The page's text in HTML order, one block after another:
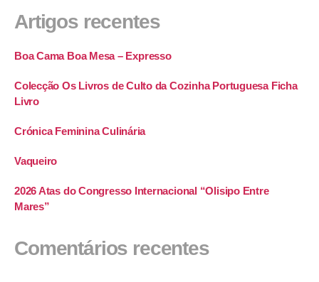
Artigos recentes
Boa Cama Boa Mesa – Expresso
Colecção Os Livros de Culto da Cozinha Portuguesa Ficha
Livro
Crónica Feminina Culinária
Vaqueiro
2026 Atas do Congresso Internacional “Olisipo Entre
Mares”
Comentários recentes